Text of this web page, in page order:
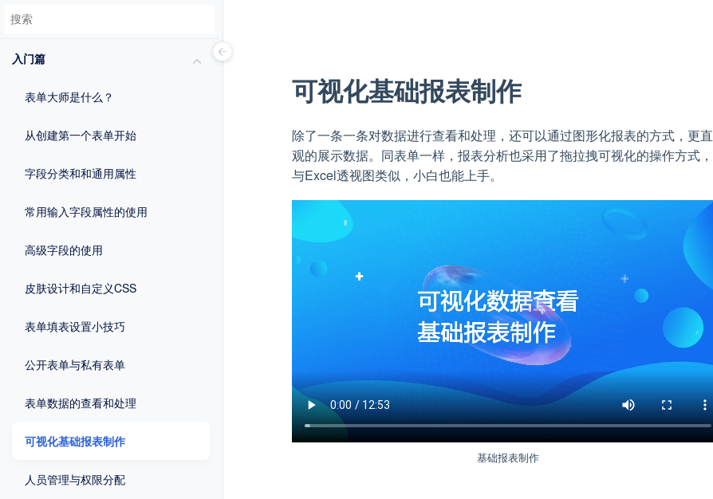
入门篇
表单大师是什么？
从创建第一个表单开始
字段分类和和通用属性
常用输入字段属性的使用
高级字段的使用
皮肤设计和自定义CSS
表单填表设置小技巧
公开表单与私有表单
表单数据的查看和处理
可视化基础报表制作
人员管理与权限分配
可视化基础报表制作
除了一条一条对数据进行查看和处理，还可以通过图形化报表的方式，更直
观的展示数据。同表单一样，报表分析也采用了拖拉拽可视化的操作方式，
与Excel透视图类似，小白也能上手。
基础报表制作